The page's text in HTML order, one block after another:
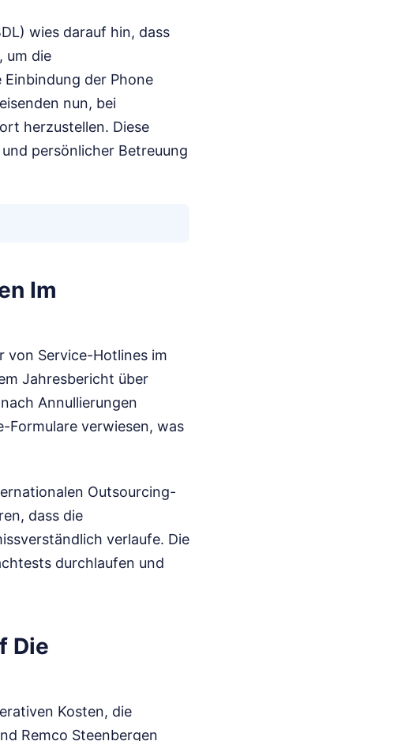
wies darauf hin, dass
um die
der Phone
nun, bei
herzustellen. Diese
persönlicher Betreuung
Im
von Service-Hotlines im
Jahresbericht über
Annullierungen
Formulare verwiesen, was
Outsourcing-
dass die
verlaufe. Die
durchlaufen und
Die
Kosten, die
Remco Steenbergen